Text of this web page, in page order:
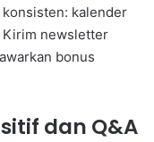
kalender
Kirim newsletter
bonus
dan Q&A